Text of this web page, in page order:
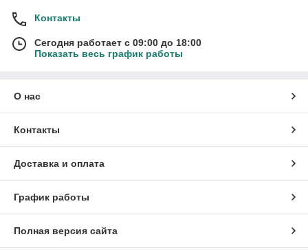
Контакты
Сегодня работает с 09:00 до 18:00
Показать весь график работы
О нас
Контакты
Доставка и оплата
График работы
Полная версия сайта